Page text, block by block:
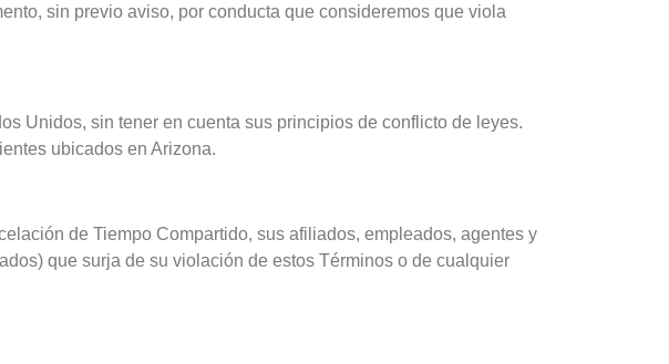
sin previo aviso, por conducta que consideremos que viola
Unidos, sin tener en cuenta sus principios de conflicto de leyes.
ubicados en Arizona.
de Tiempo Compartido, sus afiliados, empleados, agentes y
que surja de su violación de estos Términos o de cualquier